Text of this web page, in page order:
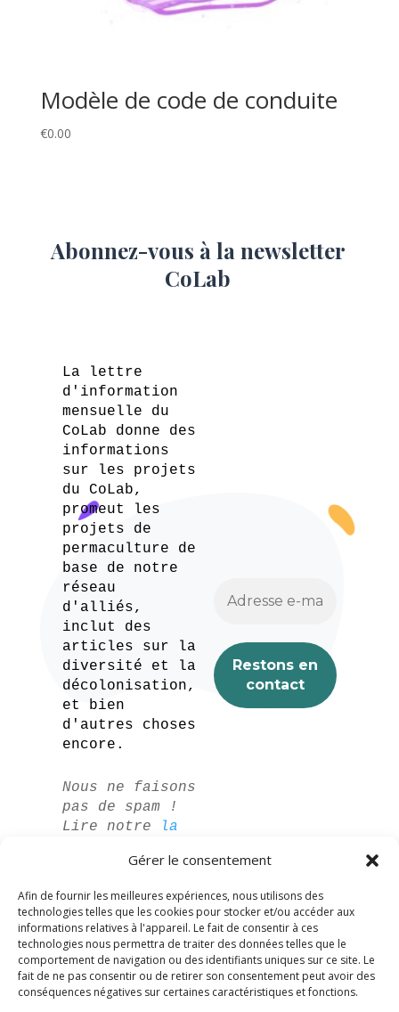
Gérer le consentement
Afin de fournir les meilleures expériences, nous utilisons des
technologies telles que les cookies pour stocker et/ou accéder aux
informations relatives à l'appareil. Le fait de consentir à ces
technologies nous permettra de traiter des données telles que le
comportement de navigation ou des identifiants uniques sur ce site. Le
fait de ne pas consentir ou de retirer son consentement peut avoir des
conséquences négatives sur certaines caractéristiques et fonctions.
Modèle de code de conduite
€0.00
Abonnez-vous à la newsletter
CoLab
La lettre
d'information
mensuelle du
CoLab donne des
informations
sur les projets
du CoLab,
promeut les
projets de
permaculture de
base de notre
réseau
d'alliés,
inclut des
articles sur la
diversité et la
décolonisation,
et bien
d'autres choses
encore.
Nous ne faisons
pas de spam !
Lire notre
la
confidentialité
d'informations.